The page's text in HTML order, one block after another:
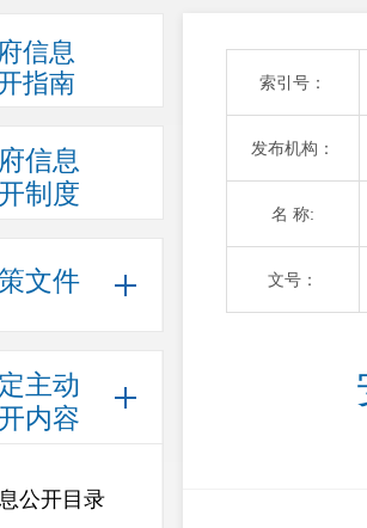
信息
指南
信息
制度
文件
主动
内容
公开目录
索引号：
发布机构：
名 称:
文号：